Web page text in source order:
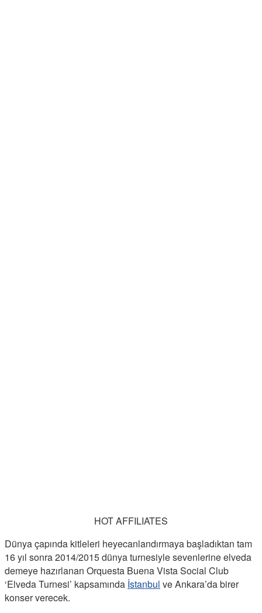
HOT AFFILIATES
Dünya çapında kitleleri heyecanlandırmaya başladıktan tam
16 yıl sonra 2014/2015 dünya turnesiyle sevenlerine elveda
demeye hazırlanan Orquesta Buena Vista Social Club
‘Elveda Turnesi’ kapsamında İstanbul ve Ankara’da birer
konser verecek.